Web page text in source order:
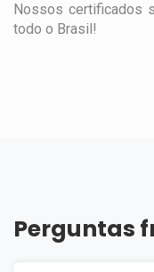
Nossos certificados
todo o Brasil!
Perguntas